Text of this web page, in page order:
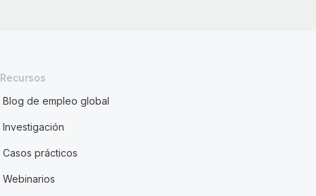
Recursos
Blog de empleo global
Investigación
Casos prácticos
Webinarios